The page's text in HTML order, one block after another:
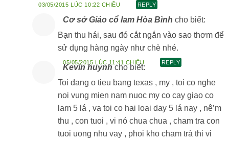
03/05/2015 LÚC 10:22 CHIỀU REPLY
Cơ sở Giảo cổ lam Hòa Bình cho biết:
Bạn thu hái, sau đó cắt ngắn vào sao thơm để
sử dụng hàng ngày như chè nhé.
05/05/2015 LÚC 11:41 CHIỀU REPLY
Kevin huynh cho biết:
Toi dang o tieu bang texas , my , toi co nghe
noi vung mien nam nuoc my co cay giao co
lam 5 lá , va toi co hai loai day 5 lá nay , nê’m
thu , con tuoi , vi nó chua chua , cham tra con
tuoi uong nhu vay , phoi kho cham trà thi vi